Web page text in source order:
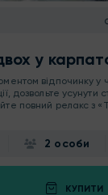
у
відпочинку у
дозвольте усунути
повний релакс з
2 особи
КУПИТИ